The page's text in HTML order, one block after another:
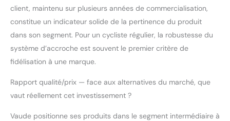
client, maintenu sur plusieurs années de commercialisation,
constitue un indicateur solide de la pertinence du produit
dans son segment. Pour un cycliste régulier, la robustesse du
système d’accroche est souvent le premier critère de
fidélisation à une marque.
Rapport qualité/prix — face aux alternatives du marché, que
vaut réellement cet investissement ?
Vaude positionne ses produits dans le segment intermédiaire à